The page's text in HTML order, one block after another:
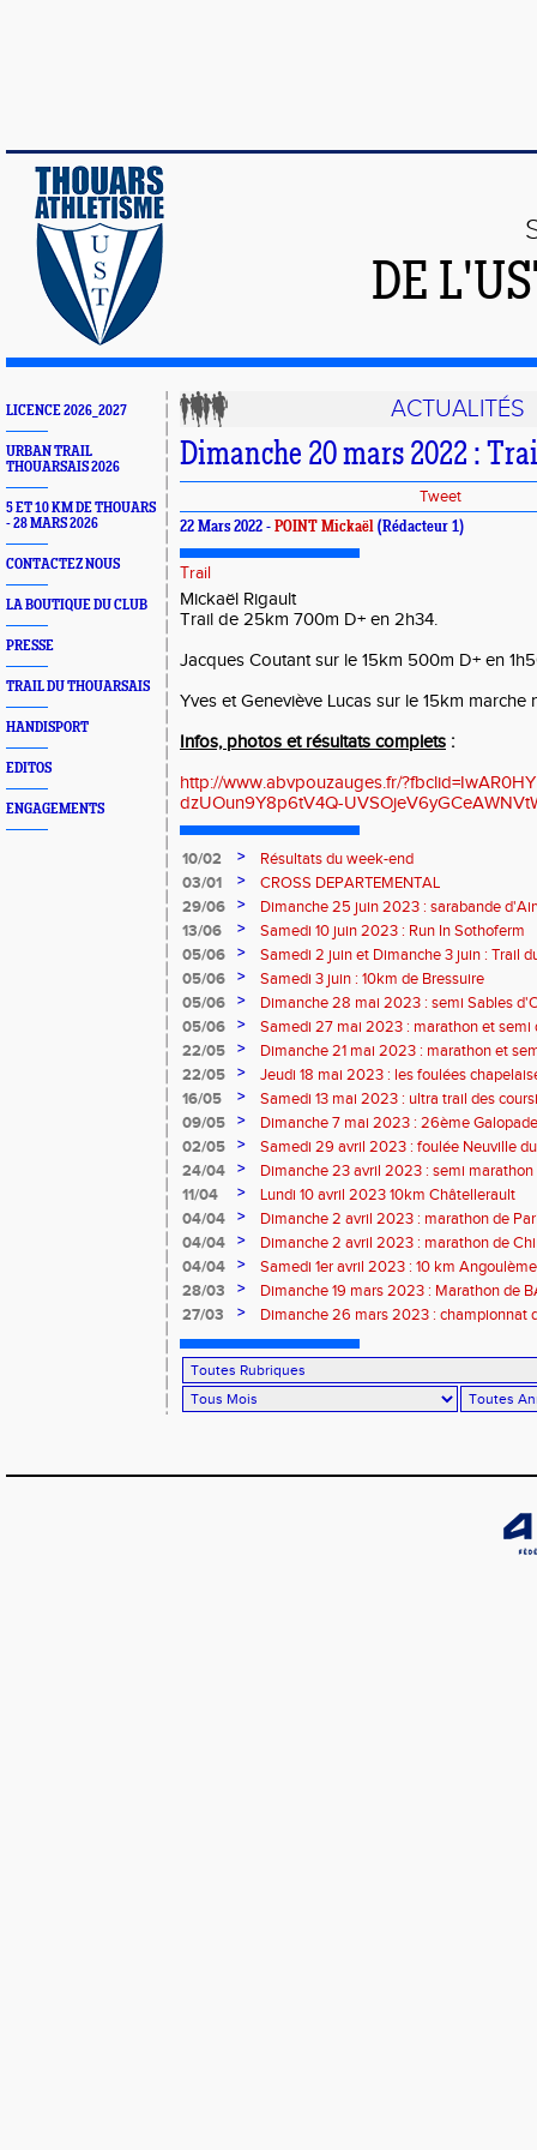
DE
LICENCE 2026_2027
URBAN TRAIL
THOUARSAIS 2026
5 ET 10 KM DE THOUARS
- 28 MARS 2026
CONTACTEZ NOUS
LA BOUTIQUE DU CLUB
PRESSE
TRAIL DU THOUARSAIS
HANDISPORT
EDITOS
ENGAGEMENTS
ACTUALITÉS
Dimanche 20 mars 2022 :
Tweet
22 Mars 2022 - POINT Mickaël (Rédacteur 1)
Trail
Mickaël Rigault
Trail de 25km 700m D+ en 2h34.
Jacques Coutant sur le 15km 500m D+ en
Yves et Geneviève Lucas sur le 15km
Infos, photos et résultats complets :
http://www.abvpouzauges.fr/
dzUOun9Y8p6tV4Q-
10/02 >
Résultats du week-end
03/01
>
CROSS DEPARTEMENTAL
29/06
>
Dimanche 25 juin 2023 : sarabande
13/06
>
Samedi 10 juin 2023 : Run In Sothoferm
05/06
>
Samedi 2 juin et Dimanche 3 juin : Trail
Velay
05/06 >
Samedi 3 juin : 10km de Bressuire
05/06
>
Dimanche 28 mai 2023 : semi Sables
05/06
>
Samedi 27 mai 2023 : marathon et semi
22/05
>
Dimanche 21 mai 2023 : marathon et
22/05
>
Jeudi 18 mai 2023 : les foulées
16/05
>
Samedi 13 mai 2023 : ultra trail des
09/05
>
Dimanche 7 mai 2023 : 26ème
02/05
>
Samedi 29 avril 2023 : foulée Neuville
24/04
>
Dimanche 23 avril 2023 : semi marathon
11/04
>
Lundi 10 avril 2023 10km Châtellerault
04/04
>
Dimanche 2 avril 2023 : marathon de
04/04
>
Dimanche 2 avril 2023 : marathon de
04/04
>
Samedi 1er avril 2023 : 10 km Angoulème
28/03
>
Dimanche 19 mars 2023 : Marathon de
27/03
> Dimanche 26 mars 2023 : championnat